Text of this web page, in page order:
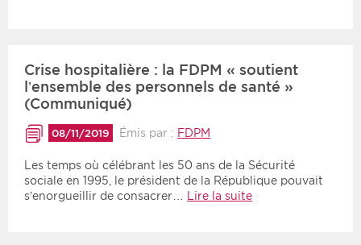
Crise hospitalière : la FDPM « soutient
l’ensemble des personnels de santé »
(Communiqué)
08/11/2019 Émis par : FDPM
Les temps où célébrant les 50 ans de la Sécurité
sociale en 1995, le président de la République pouvait
s’enorgueillir de consacrer…
Lire la suite